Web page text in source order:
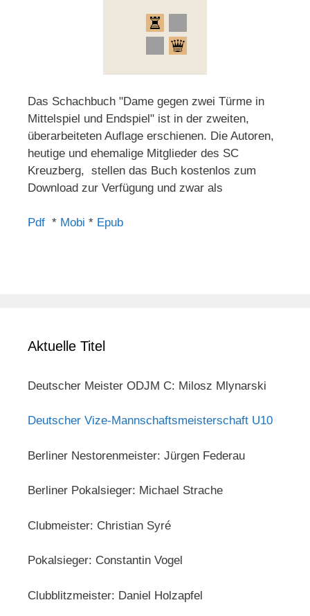
Das Schachbuch "Dame gegen zwei Türme in
Mittelspiel und Endspiel" ist in der zweiten,
überarbeiteten Auflage erschienen. Die Autoren,
heutige und ehemalige Mitglieder des SC
Kreuzberg, stellen das Buch kostenlos zum
Download zur Verfügung und zwar als
Pdf * Mobi * Epub
Aktuelle Titel
Deutscher Meister ODJM C: Milosz Mlynarski
Deutscher Vize-Mannschaftsmeisterschaft U10
Berliner Nestorenmeister: Jürgen Federau
Berliner Pokalsieger: Michael Strache
Clubmeister: Christian Syré
Pokalsieger: Constantin Vogel
Clubblitzmeister: Daniel Holzapfel